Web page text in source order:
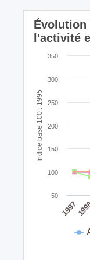
Indice base 100 : 1995
Évolution
l'activité
1997
50
100
150
200
250
300
350